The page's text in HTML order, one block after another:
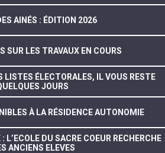
AINÉS : ÉDITION 2026
SUR LES TRAVAUX EN COURS
LISTES ÉLECTORALES, IL VOUS RESTE
JOURS
À LA RÉSIDENCE AUTONOMIE
L’ECOLE DU SACRE COEUR RECHERCHE
ANCIENS ELEVES